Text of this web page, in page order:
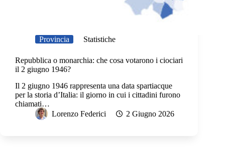
Provincia Statistiche
Repubblica o monarchia: che cosa votarono i ciociari
il 2 giugno 1946?
Il 2 giugno 1946 rappresenta una data spartiacque
per la storia d’Italia: il giorno in cui i cittadini furono
chiamati…
Lorenzo Federici
2 Giugno 2026